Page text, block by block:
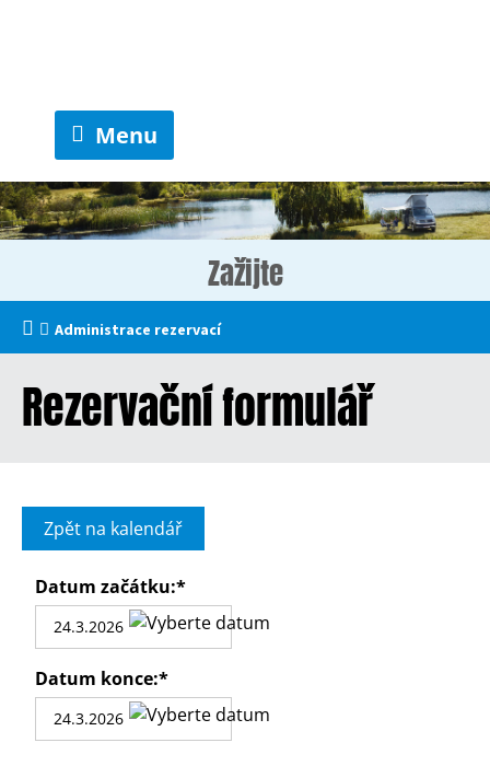
Menu
Zažijte
Administrace rezervací
Rezervační formulář
Zpět na kalendář
Datum začátku:*
Datum konce:*